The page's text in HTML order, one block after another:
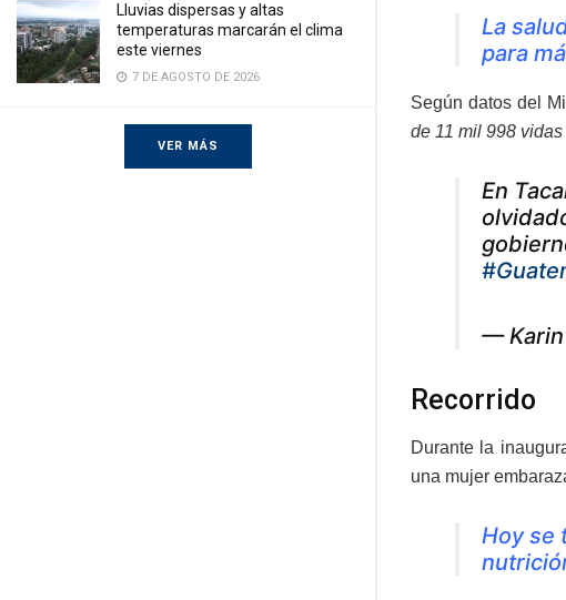
Lluvias dispersas y altas
temperaturas marcarán el clima
este viernes
7 DE AGOSTO DE 2026
VER MÁS
La
para
Según datos del
de 11 mil 998
En
— Karin
Recorrido
Durante la
una mujer
Hoy se